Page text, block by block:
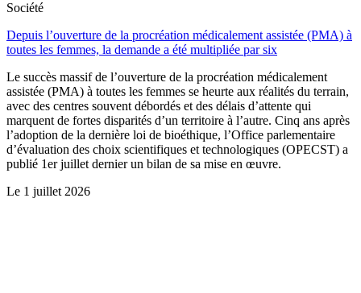
Société
Depuis l’ouverture de la procréation médicalement assistée (PMA) à
toutes les femmes, la demande a été multipliée par six
Le succès massif de l’ouverture de la procréation médicalement
assistée (PMA) à toutes les femmes se heurte aux réalités du terrain,
avec des centres souvent débordés et des délais d’attente qui
marquent de fortes disparités d’un territoire à l’autre. Cinq ans après
l’adoption de la dernière loi de bioéthique, l’Office parlementaire
d’évaluation des choix scientifiques et technologiques (OPECST) a
publié 1er juillet dernier un bilan de sa mise en œuvre.
Le 1 juillet 2026